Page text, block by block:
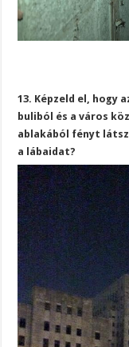
13. Képzeld el, hogy
buliból és a város
ablakából fényt látsz
a lábaidat?